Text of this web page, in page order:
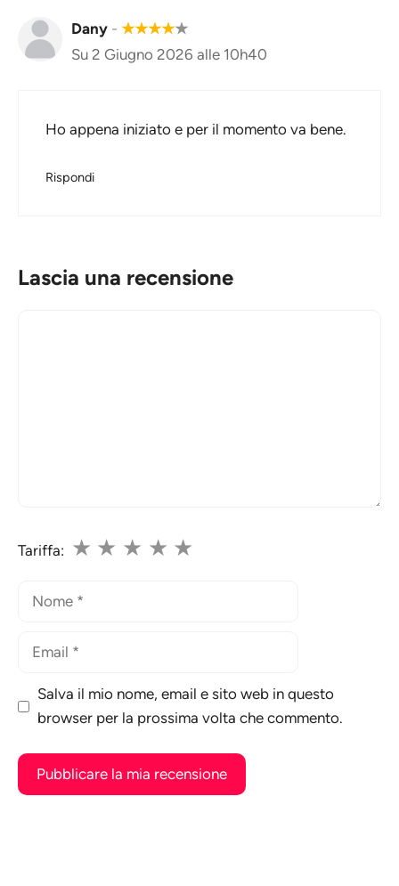
Dany - ★★★★★
Su 2 Giugno 2026 alle 10h40
Ho appena iniziato e per il momento va bene.
Rispondi
Lascia una recensione
Tariffa: ★
★
★
★
★
Nome
Email
Salva il mio nome, email e sito web in questo
browser per la prossima volta che commento.